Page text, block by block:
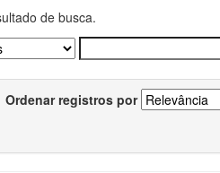
de busca.
Ordenar registros por